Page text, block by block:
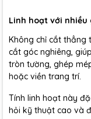
Linh hoạt với
Không chỉ cắt thẳng
cắt góc nghiêng,
tròn tường, ghép
hoặc viền trang trí.
Tính linh hoạt này
hỏi kỹ thuật cao và